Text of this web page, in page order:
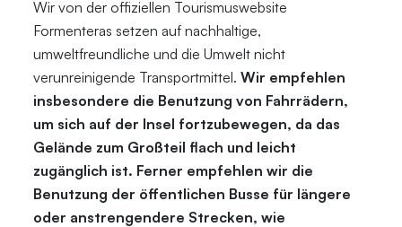
Wir von der offiziellen Tourismuswebsite
Formenteras setzen auf nachhaltige,
umweltfreundliche und die Umwelt nicht
verunreinigende Transportmittel.Wir empfehlen
insbesondere die Benutzung von Fahrrädern,
um sich auf der Insel fortzubewegen, da das
Gelände zum Großteil flach und leicht
zugänglich ist. Ferner empfehlen wir die
Benutzung der öffentlichen Busse für längere
oder anstrengendere Strecken, wie